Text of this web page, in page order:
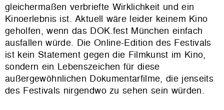
gleichermaßen verbriefte Wirklichkeit und ein
Kinoerlebnis ist. Aktuell wäre leider keinem Kino
geholfen, wenn das DOK.fest München einfach
ausfallen würde. Die Online-Edition des Festivals
ist kein Statement gegen die Filmkunst im Kino,
sondern ein Lebenszeichen für diese
außergewöhnlichen Dokumentarfilme, die jenseits
des Festivals nirgendwo zu sehen sein würden.